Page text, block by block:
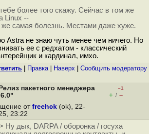
более того скажу. Сейчас в том же
Linux --
же самая болезнь. Местами даже хуже.
Astra не знаю чуть менее чем ничего. Но
ее с редхатом - классический
и кардинал, имхо.
Правка| Наверх Cообщить модератору
пакетного менеджера
6.0"
–1
+ / –
от freehck (ok), 22-
23:22
Ну дык, DARPA / оборонка / госуха